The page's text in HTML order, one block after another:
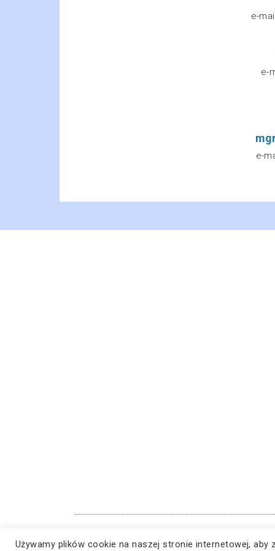
e-
e-
e-
Używamy plików cookie na naszej stronie internetowej,